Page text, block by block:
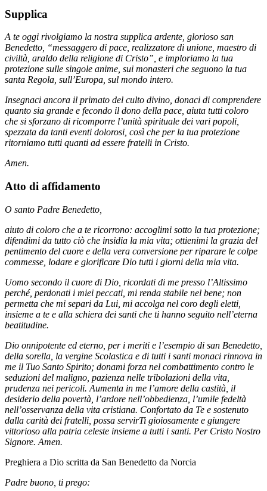
Supplica
A te oggi rivolgiamo la nostra supplica ardente, glorioso san
Benedetto, “messaggero di pace, realizzatore di unione, maestro di
civiltà, araldo della religione di Cristo”, e imploriamo la tua
protezione sulle singole anime, sui monasteri che seguono la tua
santa Regola, sull’Europa, sul mondo intero.
Insegnaci ancora il primato del culto divino, donaci di comprendere
quanto sia grande e fecondo il dono della pace, aiuta tutti coloro
che si sforzano di ricomporre l’unità spirituale dei vari popoli,
spezzata da tanti eventi dolorosi, così che per la tua protezione
ritorniamo tutti quanti ad essere fratelli in Cristo.
Amen.
Atto di affidamento
O santo Padre Benedetto,
aiuto di coloro che a te ricorrono: accoglimi sotto la tua protezione;
difendimi da tutto ciò che insidia la mia vita; ottienimi la grazia del
pentimento del cuore e della vera conversione per riparare le colpe
commesse, lodare e glorificare Dio tutti i giorni della mia vita.
Uomo secondo il cuore di Dio, ricordati di me presso l’Altissimo
perché, perdonati i miei peccati, mi renda stabile nel bene; non
permetta che mi separi da Lui, mi accolga nel coro degli eletti,
insieme a te e alla schiera dei santi che ti hanno seguito nell’eterna
beatitudine.
Dio onnipotente ed eterno, per i meriti e l’esempio di san Benedetto,
della sorella, la vergine Scolastica e di tutti i santi monaci rinnova in
me il Tuo Santo Spirito; donami forza nel combattimento contro le
seduzioni del maligno, pazienza nelle tribolazioni della vita,
prudenza nei pericoli. Aumenta in me l’amore della castità, il
desiderio della povertà, l’ardore nell’obbedienza, l’umile fedeltà
nell’osservanza della vita cristiana. Confortato da Te e sostenuto
dalla carità dei fratelli, possa servirTi gioiosamente e giungere
vittorioso alla patria celeste insieme a tutti i santi. Per Cristo Nostro
Signore. Amen.
Preghiera a Dio scritta da San Benedetto da Norcia
Padre buono, ti prego: